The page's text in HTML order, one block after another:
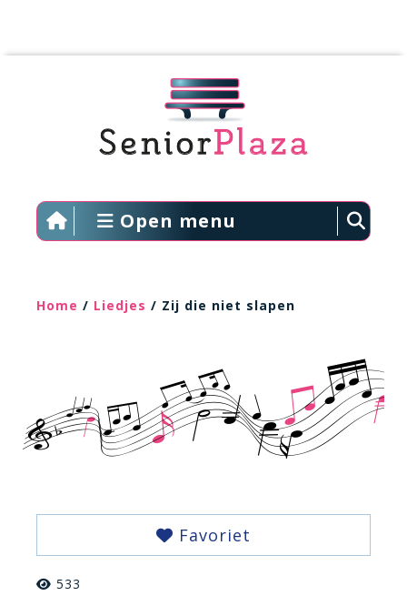
Open menu
Home / Liedjes / Zij die niet slapen
Favoriet
533